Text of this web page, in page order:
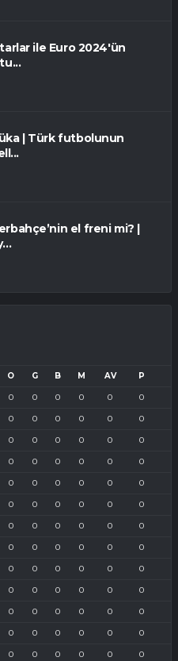
ile Euro 2024'ün
| Türk futbolunun
el freni mi? |
O G B M AV P
0 0 0 0 0 0
0 0 0 0 0 0
0 0 0 0 0 0
0 0 0 0 0 0
0 0 0 0 0 0
0 0 0 0 0 0
0 0 0 0 0 0
0 0 0 0 0 0
0 0 0 0 0 0
0 0 0 0 0 0
0 0 0 0 0 0
0 0 0 0 0 0
0 0 0 0 0 0